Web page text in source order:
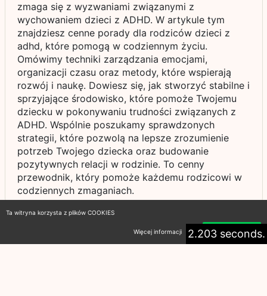
zmaga się z wyzwaniami związanymi z
wychowaniem dzieci z ADHD. W artykule tym
znajdziesz cenne porady dla rodziców dzieci z
adhd, które pomogą w codziennym życiu.
Omówimy techniki zarządzania emocjami,
organizacji czasu oraz metody, które wspierają
rozwój i naukę. Dowiesz się, jak stworzyć stabilne i
sprzyjające środowisko, które pomoże Twojemu
dziecku w pokonywaniu trudności związanych z
ADHD. Wspólnie poszukamy sprawdzonych
strategii, które pozwolą na lepsze zrozumienie
potrzeb Twojego dziecka oraz budowanie
pozytywnych relacji w rodzinie. To cenny
przewodnik, który pomoże każdemu rodzicowi w
codziennych zmaganiach.
2.203 seconds.
Ta witryna korzysta z plików COOKIES
Więcej informacji Akceptuję